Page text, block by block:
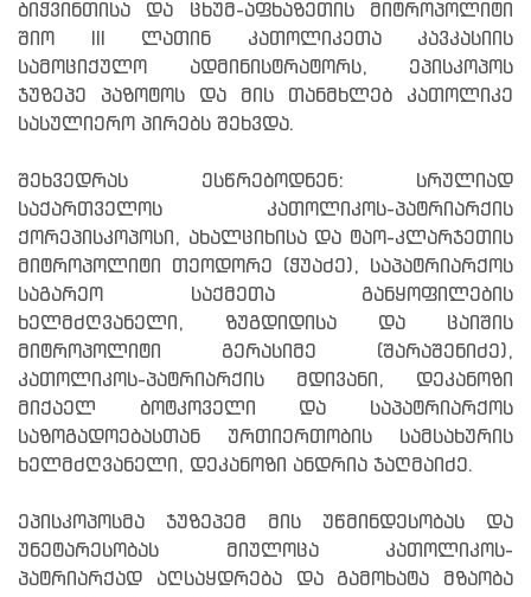
ბიჭვინთისა და ცხუმ-აფხაზეთის მიტროპოლიტი
შიო III ლათინ კათოლიკეთა კავკასიის
სამოციქულო ადმინისტრატორს, ეპისკოპოს
ჯუზეპე პაზოტოს და მის თანმხლებ კათოლიკე
სასულიერო პირებს შეხვდა.
შეხვედრას ესწრებოდნენ: სრულიად
საქართველოს კათოლიკოს-პატრიარქის
ქორეპისკოპოსი, ახალციხისა და ტაო-კლარჯეთის
მიტროპოლიტი თეოდორე (ჭუაძე), საპატრიარქოს
საგარეო საქმეთა განყოფილების
ხელმძღვანელი, ზუგდიდისა და ცაიშის
მიტროპოლიტი გერასიმე (შარაშენიძე),
კათოლიკოს-პატრიარქის მდივანი, დეკანოზი
მიქაელ ბოტკოველი და საპატრიარქოს
საზოგადოებასთან ურთიერთობის სამსახურის
ხელმძღვანელი, დეკანოზი ანდრია ჯაღმაიძე.
ეპისკოპოსმა ჯუზეპემ მის უწმინდესობას და
უნეტარესობას მიულოცა კათოლიკოს-
პატრიარქად აღსაყდრება და გამოხატა მზაობა